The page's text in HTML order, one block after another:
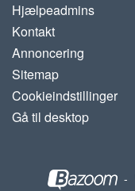
Hjælpeadmins
Kontakt
Annoncering
Sitemap
Cookieindstillinger
Gå til desktop
-